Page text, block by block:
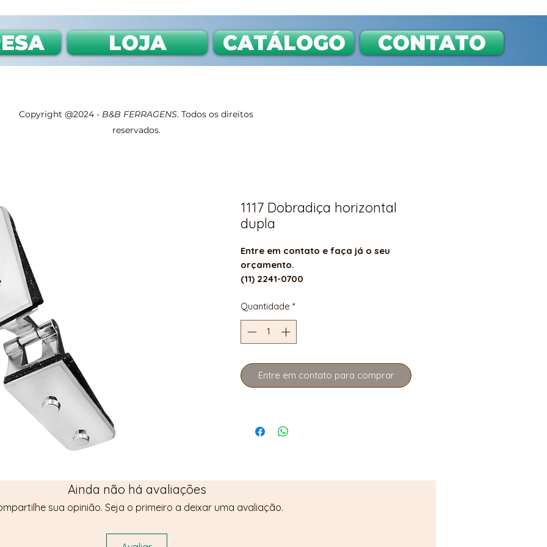
LOJA CATÁLOGO CONTATO
1117 Dobradiça horizontal
dupla
Entre em contato e faça já o seu
orçamento.
(11) 2241-0700
Quantidade *
Entre em contato para comprar
Ainda não há avaliações
sua opinião. Seja o primeiro a deixar uma avaliação.
Copyright @2024 - B&B FERRAGENS. Todos os direitos
reservados.